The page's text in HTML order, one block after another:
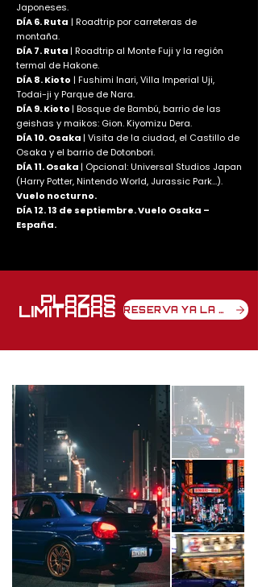
Japoneses.
DÍA 6. Ruta | Roadtrip por carreteras de
montaña.
DÍA 7. Ruta| Roadtrip al Monte Fuji y la región
termal de Hakone.
DÍA 8. Kioto | Fushimi Inari, Villa Imperial Uji,
Todai-ji y Parque de Nara.
DÍA 9. Kioto| Bosque de Bambú, barrio de las
geishas y maikos: Gion. Kiyomizu Dera.
DÍA 10. Osaka| Visita de la ciudad, el Castillo de
Osaka y el barrio de Dotonbori.
DÍA 11. Osaka| Opcional: Universal Studios Japan
(Harry Potter, Nintendo World, Jurassic Park…).
Vuelo nocturno.
DÍA 12. 13 de septiembre. Vuelo Osaka –
España.
PLAZAS
LIMITADAS RESERVA YA LA TUYA